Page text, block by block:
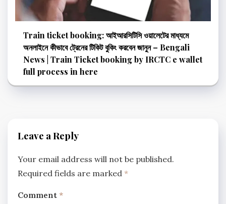
Train ticket booking: আইআরসিটিসি ওয়ালেটের মাধ্যমে
অনলাইনে কীভাবে ট্রেনের টিকিট বুকিং করবেন জানুন – Bengali
News | Train Ticket booking by IRCTC e wallet
full process in here
Leave a Reply
Your email address will not be published.
Required fields are marked *
Comment *